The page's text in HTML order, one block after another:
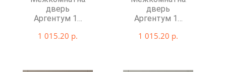
дверь
Аргентум 1B
1 015.20 р.
дверь
Аргентум 1C
1 015.20 р.